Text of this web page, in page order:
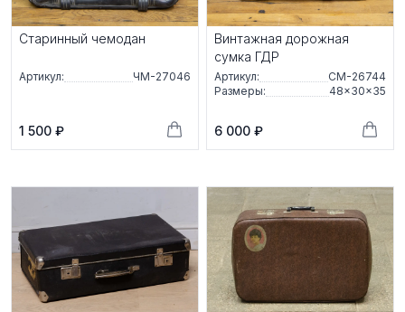
Старинный чемодан
Артикул: ЧМ-27046
1 500 ₽
Винтажная дорожная
сумка ГДР
Артикул:
СМ-26744
Размеры:
48×30×35
6 000 ₽